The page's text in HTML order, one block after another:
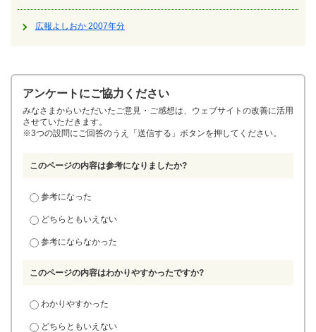
広報よしおか 2007年分
アンケートにご協力ください
みなさまからいただいたご意見・ご感想は、ウェブサイトの改善に活用
させていただきます。
※3つの設問にご回答のうえ「送信する」ボタンを押してください。
このページの内容は参考になりましたか?
参考になった
どちらともいえない
参考にならなかった
このページの内容はわかりやすかったですか?
わかりやすかった
どちらともいえない